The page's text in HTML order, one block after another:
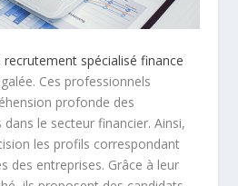
recrutement spécialisé finance
Ces professionnels
profonde des
le secteur financier. Ainsi,
les profils correspondant
des entreprises. Grâce à leur